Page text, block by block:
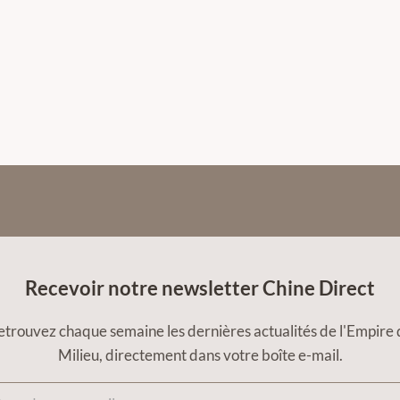
Recevoir notre newsletter Chine Direct
chaque semaine les dernières actualités de l'Empire
Milieu, directement dans votre boîte e-mail.